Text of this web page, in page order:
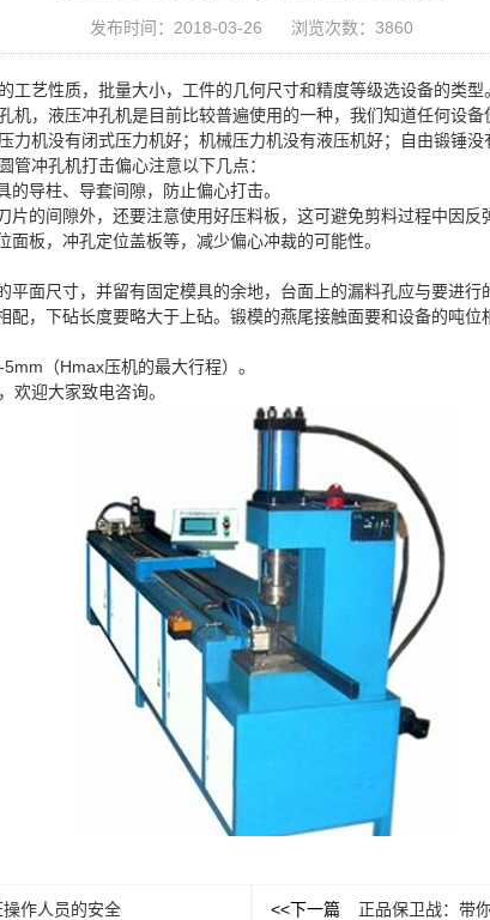
发布时间：2018-03-26 浏览次数：3860
工艺性质，批量大小，工件的几何尺寸和精度等级选设备的类型
机，液压冲孔机是目前比较普遍使用的一种，我们知道任何设备
力机没有闭式压力机好；机械压力机没有液压机好；自由锻锤
管冲孔机打击偏心注意以下几点：
导柱、导套间隙，防止偏心打击。
片的间隙外，还要注意使用好压料板，这可避免剪料过程中因反
面板，冲孔定位盖板等，减少偏心冲裁的可能性。
平面尺寸，并留有固定模具的余地，台面上的漏料孔应与要进行
配，下砧长度要略大于上砧。锻模的燕尾接触面要和设备的吨
5mm （Hmax压机的最大行程）。
欢迎大家致电咨询。
作人员的安全 <<下一篇 正品保卫战：带